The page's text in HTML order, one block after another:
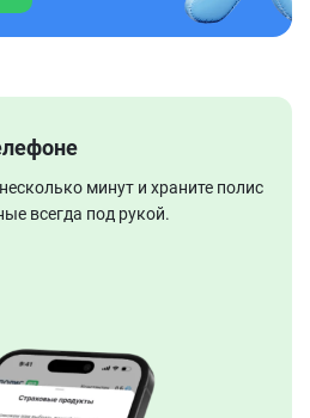
минут и храните полис
всегда под рукой.